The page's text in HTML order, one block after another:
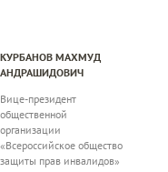
КУРБАНОВ МАХМУД
АНДРАШИДОВИЧ
Вице-президент
общественной
организации
«Всероссийское общество
защиты прав инвалидов»